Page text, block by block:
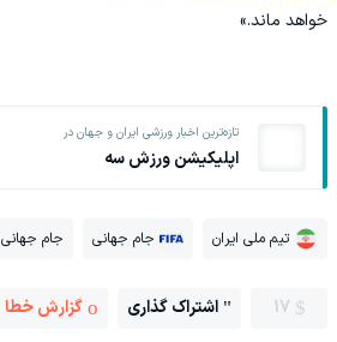
خواهد ماند.»
تازه‌ترین اخبار ورزشی ایران و جهان در
اپلیکیشن ورزش سه
تیم ملی ایران جام جهانی جام جهانی 2026
17 اشتراک گذاری گزارش خطا